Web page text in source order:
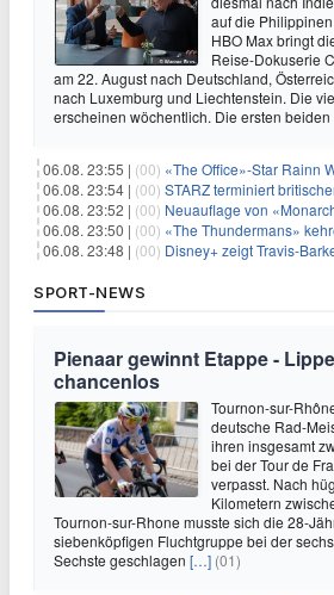
auf die
HBO Max bringt
Reise-Dokuserie
am 22. August nach Deutschland,
nach Luxemburg und Liechtenstein. Die
erscheinen wöchentlich. Die ersten beiden
06.08. 23:55 | (00) «The Office»-Star Rainn Wilson spricht
06.08. 23:54 | (00) STARZ terminiert
06.08. 23:52 | (00) Neuauflage von «Monarch of
06.08. 23:50 | (00) «The Thundermans» kehren
06.08. 23:48 | (00) Disney+ zeigt Travis-
SPORT-NEWS
Pienaar gewinnt Etappe -
chancenlos
Tournon-sur-
deutsche Rad-
ihren insgesamt
bei der Tour de
verpasst. Nach
Kilometern
Tournon-sur-Rhone musste sich die 28-
siebenköpfigen Fluchtgruppe bei der
Sechste geschlagen […] (01)